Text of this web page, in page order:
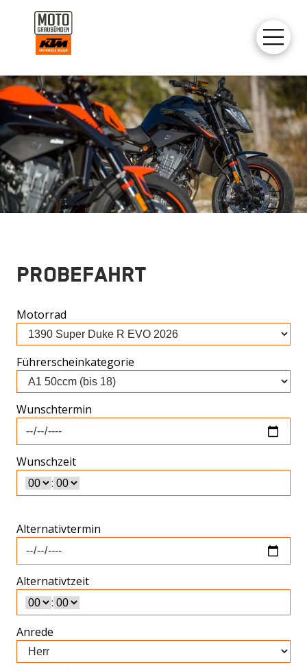
PROBEFAHRT
Motorrad
Führerscheinkategorie
Wunschtermin
Wunschzeit
:
Alternativtermin
Alternativtzeit
:
Anrede